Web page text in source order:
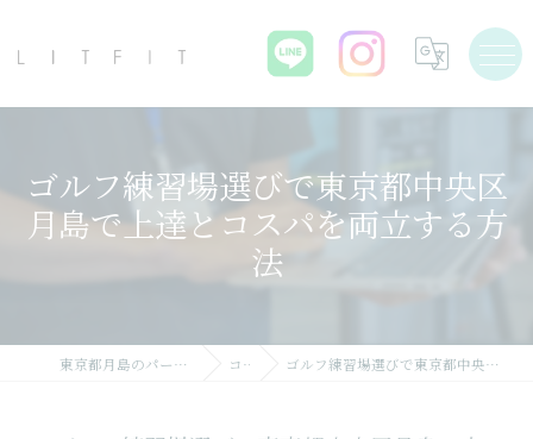
ゴルフ練習場選びで東京都中央区
月島で上達とコスパを両立する方
法
東京都月島のパーソナルジムならLIT FIT コラム ゴルフ練習場選びで東京都中央区月島で上達とコスパを両立する方法